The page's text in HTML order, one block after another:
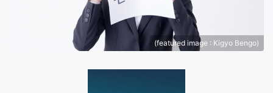
(featured image : Kigyo Bengo)